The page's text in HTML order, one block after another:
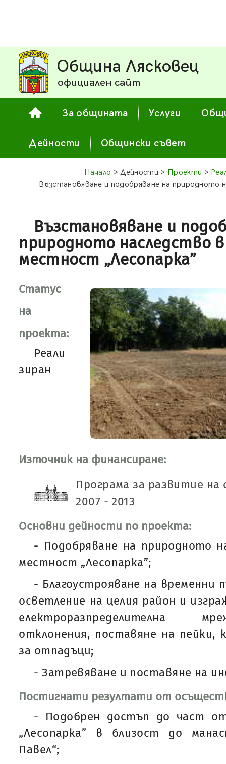
Община Лясковец
официален сайт
За общината Услуги
Дейности Общински съвет
Начало > Дейности > Проекти >
Възстановяване и подобряване на
Възстановяване и
природното наследство
местност „Лесопарка”
Статус
на
проекта:
Реали
зиран
Източник на финансиране:
Програма за развитие на
2007 - 2013
Основни дейности по проекта:
- Подобряване на природното
местност „Лесопарка”;
- Благоустрояване на временни
осветление на целия район и
електроразпределителна
отклонения, поставяне на пейки,
за отпадъци;
- Затревяване и поставяне на
Постигнати резултати от
- Подобрен достъп до част
„Лесопарка” в близост до
Павел“;